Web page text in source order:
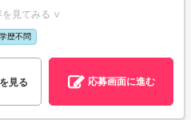
を見てみる ∨
学歴不問
見る 応募画面に進む